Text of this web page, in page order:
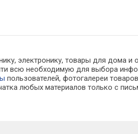
электронику, товары для дома
всю необходимую для выбора
пользователей, фотогалереи
любых материалов только с